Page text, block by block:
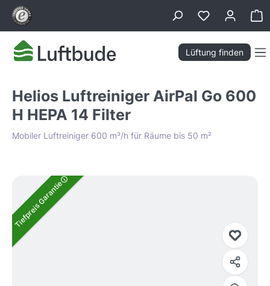
springen
Lüftung finden
Helios Luftreiniger AirPal Go 600
H HEPA 14 Filter
Mobiler Luftreiniger 600 m³/h für Räume bis 50 m²
Bildergalerie überspringen
Tiefpreis Garantie